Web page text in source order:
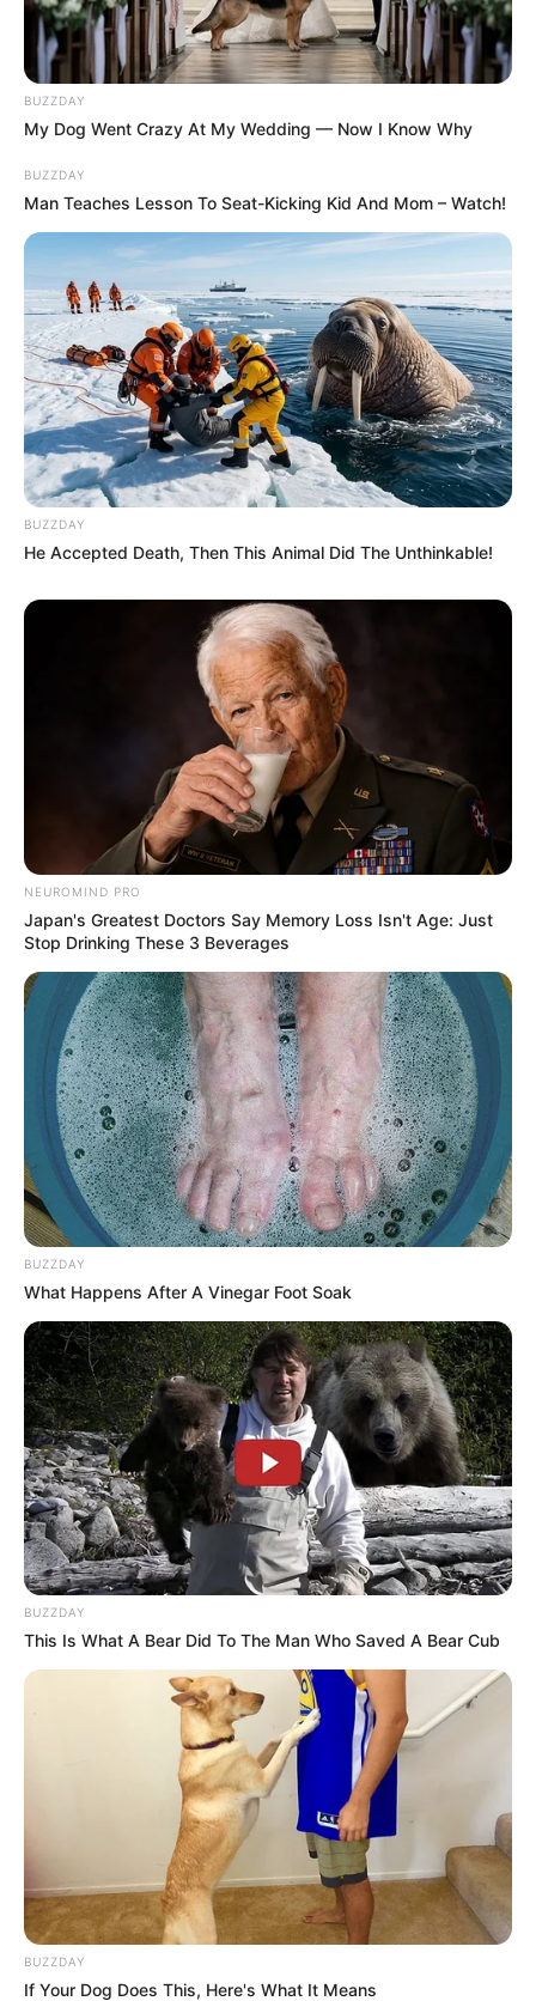
BUZZDAY
My Dog Went Crazy At My Wedding — Now I Know Why
BUZZDAY
Man Teaches Lesson To Seat-Kicking Kid And Mom – Watch!
BUZZDAY
He Accepted Death, Then This Animal Did The Unthinkable!
NEUROMIND PRO
Japan's Greatest Doctors Say Memory Loss Isn't Age: Just
Stop Drinking These 3 Beverages
BUZZDAY
What Happens After A Vinegar Foot Soak
BUZZDAY
This Is What A Bear Did To The Man Who Saved A Bear Cub
BUZZDAY
If Your Dog Does This, Here's What It Means